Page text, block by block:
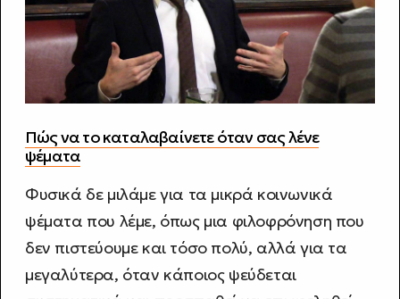
Πώς να το καταλαβαίνετε όταν σας λένε
ψέματα
Φυσικά δε μιλάμε για τα μικρά κοινωνικά
ψέματα που λέμε, όπως μια φιλοφρόνηση που
δεν πιστεύουμε και τόσο πολύ, αλλά για τα
μεγαλύτερα, όταν κάποιος ψεύδεται